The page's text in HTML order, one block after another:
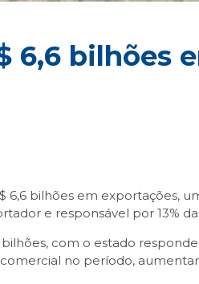
6,6 bilhões
6,6 bilhões em exportações,
e responsável por 13%
com o estado
no período,